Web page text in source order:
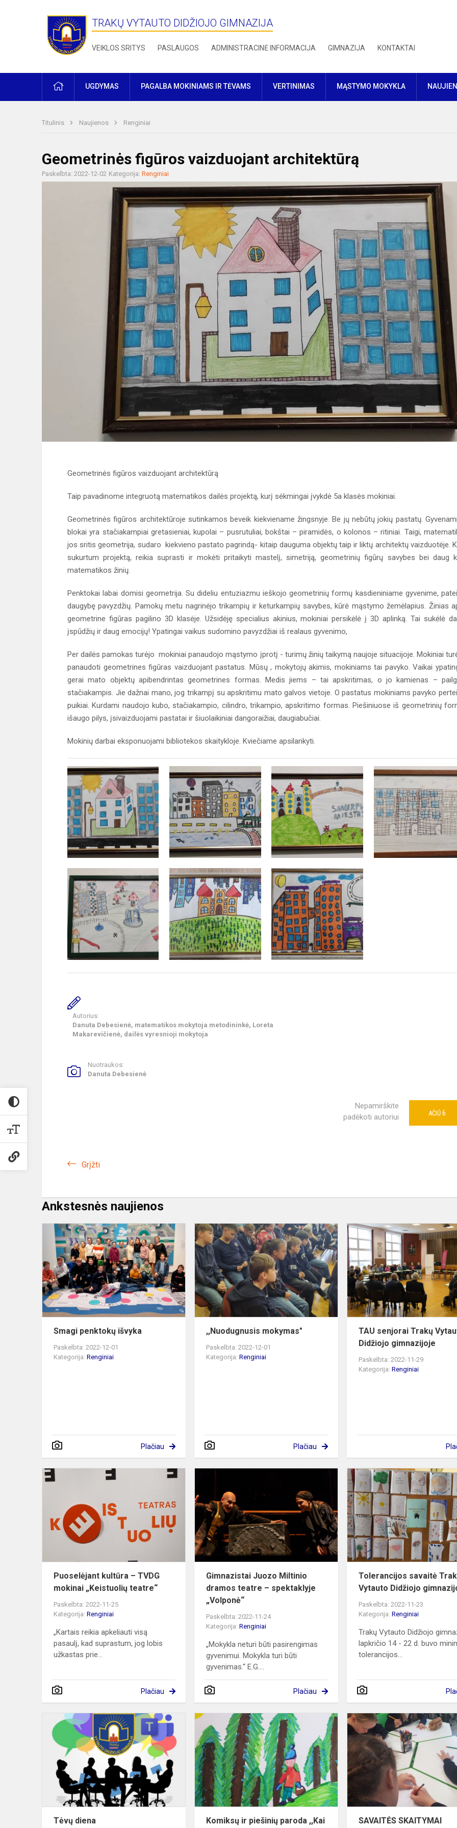
TRAKŲ VYTAUTO DIDŽIOJO GIMNAZIJA
VEIKLOS SRITYS PASLAUGOS ADMINISTRACINĖ INFORMACIJA GIMNAZIJA KONTAKTAI
PRADŽIAUGDYMAS PAGALBA MOKINIAMS IR TĖVAMS VERTINIMAS MĄSTYMO MOKYKLA
Titulinis Naujienos Renginiai
Geometrinės figūros vaizduojant architektūrą
Paskelbta: 2022-12-02 Kategorija: Renginiai
Geometrinės figūros vaizduojant architektūrą
Taip pavadinome integruotą matematikos dailės projektą, kurį sėkmingai įvykdė 5a klasės mokiniai.
Geometrinės figūros architektūroje sutinkamos beveik kiekviename žingsnyje. Be jų nebūtų jokių pastatų.
blokai yra stačiakampiai gretasieniai, kupolai – pusrutuliai, bokštai – piramidės, o kolonos – ritiniai. Taigi,
jos sritis geometrija, sudaro kiekvieno pastato pagrindą- kitaip dauguma objektų taip ir liktų architektų vaizduotėje.
sukurtum projektą, reikia suprasti ir mokėti pritaikyti mastelį, simetriją, geometrinių figūrų savybes bei daug
matematikos žinių.
Penktokai labai domisi geometrija. Su dideliu entuziazmu ieškojo geometrinių formų kasdieniniame gyvenime,
daugybę pavyzdžių. Pamokų metu nagrinėjo trikampių ir keturkampių savybes, kūrė mąstymo žemėlapius. Žinias
geometrine figūras pagilino 3D klasėje. Užsidėję specialius akinius, mokiniai persikėlė į 3D aplinką. Tai sukėlė
įspūdžių ir daug emocijų! Ypatingai vaikus sudomino pavyzdžiai iš realaus gyvenimo,
Per dailės pamokas turėjo mokiniai panaudojo mąstymo įprotį - turimų žinių taikymą naujoje situacijoje. Mokiniai
panaudoti geometrines figūras vaizduojant pastatus. Mūsų , mokytojų akimis, mokiniams tai pavyko. Vaikai
gerai mato objektų apibendrintas geometrines formas. Medis jiems – tai apskritimas, o jo kamienas –
stačiakampis. Jie dažnai mano, jog trikampį su apskritimu mato galvos vietoje. O pastatus mokiniams pavyko
puikiai. Kurdami naudojo kubo, stačiakampio, cilindro, trikampio, apskritimo formas. Piešiniuose iš geometrinių
išaugo pilys, įsivaizduojami pastatai ir šiuolaikiniai dangoraižiai, daugiabučiai.
Mokinių darbai eksponuojami bibliotekos skaitykloje. Kviečiame apsilankyti.
Autorius:
Danuta Debesienė, matematikos mokytoja metodininkė, Loreta
Makarevičienė, dailės vyresnioji mokytoja
Nuotraukos:
Danuta Debesienė
Nepamirškite
padėkoti autoriui
AČIŪ 6
Grįžti
Ankstesnės naujienos
Smagi
penktokų
išvyka
Smagi penktokų išvyka
Paskelbta: 2022-12-01
Kategorija: Renginiai
Plačiau
,,Nuodugnusis
mokymas"
,,Nuodugnusis mokymas"
Paskelbta: 2022-12-01
Kategorija:Renginiai
Plačiau
TAU senjorai Trakų
Didžiojo gimnazijoje
Paskelbta: 2022-11-29
Kategorija:Renginiai
Puoselėjant
TVDG
mokinai
„Keistuolių
teatre“
Puoselėjant kultūra – TVDG
mokinai „Keistuolių teatre“
Paskelbta: 2022-11-25
Kategorija: Renginiai
„Kartais reikia apkeliauti visą
pasaulį, kad suprastum, jog lobis
užkastas prie...
Plačiau
Gimnazistai
Juozo
Miltinio
dramos
teatre
–
spektaklyje
„Vol...
Gimnazistai Juozo Miltinio
dramos teatre – spektaklyje
„Volponė“
Paskelbta: 2022-11-24
Kategorija:Renginiai
„Mokykla neturi būti pasirengimas
gyvenimui. Mokykla turi būti
gyvenimas.“ E.G....
Plačiau
Tolerancijos savaitė
Vytauto Didžiojo
Paskelbta: 2022-11-23
Kategorija:Renginiai
Trakų Vytauto Didžiojo
lapkričio 14 - 22 d. buvo
tolerancijos...
Tėvų
diena
Tėvų diena
Komiksų
ir
piešinių
paroda
,,Kai
sutiksi
lokį"
Komiksų ir piešinių paroda ,,Kai SAVAITĖS SKAITYMAI